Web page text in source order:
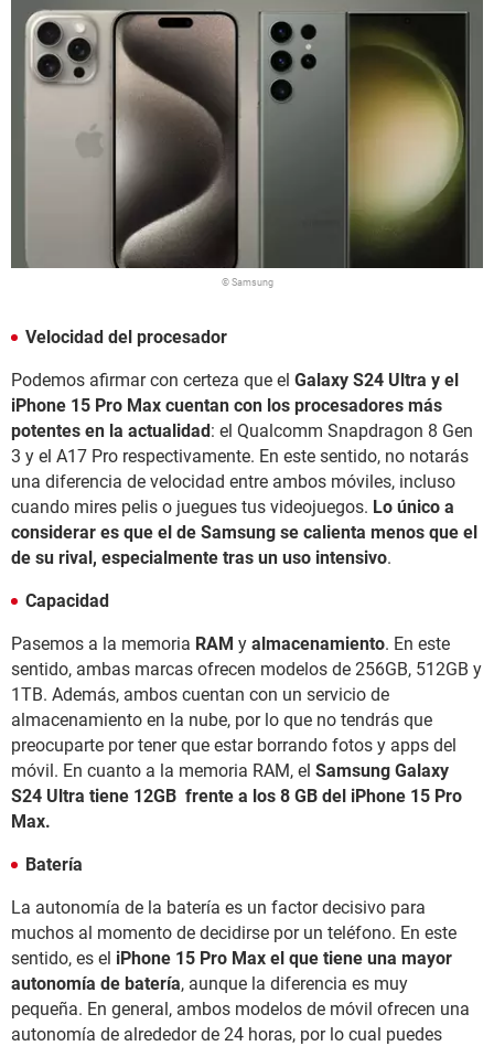
© Samsung
Velocidad del procesador
Podemos afirmar con certeza que el Galaxy S24 Ultra y el
iPhone 15 Pro Max cuentan con los procesadores más
potentes en la actualidad: el Qualcomm Snapdragon 8 Gen
3 y el A17 Pro respectivamente. En este sentido, no notarás
una diferencia de velocidad entre ambos móviles, incluso
cuando mires pelis o juegues tus videojuegos. Lo único a
considerar es que el de Samsung se calienta menos que el
de su rival, especialmente tras un uso intensivo.
Capacidad
Pasemos a la memoria RAM y almacenamiento. En este
sentido, ambas marcas ofrecen modelos de 256GB, 512GB y
1TB. Además, ambos cuentan con un servicio de
almacenamiento en la nube, por lo que no tendrás que
preocuparte por tener que estar borrando fotos y apps del
móvil. En cuanto a la memoria RAM, el Samsung Galaxy
S24 Ultra tiene 12GB frente a los 8 GB del iPhone 15 Pro
Max.
Batería
La autonomía de la batería es un factor decisivo para
muchos al momento de decidirse por un teléfono. En este
sentido, es el iPhone 15 Pro Max el que tiene una mayor
autonomía de batería, aunque la diferencia es muy
pequeña. En general, ambos modelos de móvil ofrecen una
autonomía de alrededor de 24 horas, por lo cual puedes